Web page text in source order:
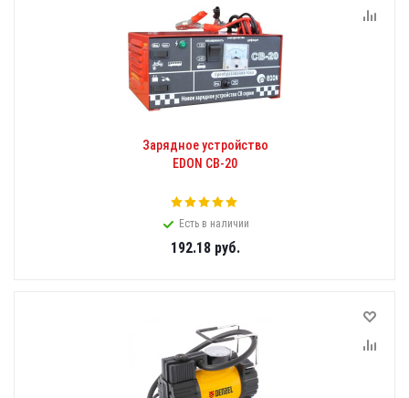
Зарядное устройство
EDON CB-20
Есть в наличии
192.18руб.